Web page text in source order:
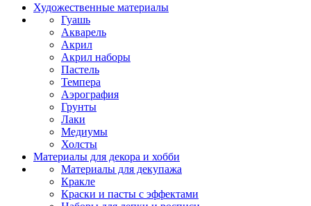
Художественные материалы
Гуашь
Акварель
Акрил
Акрил наборы
Пастель
Темпера
Аэрография
Грунты
Лаки
Медиумы
Холсты
Материалы для декора и хобби
Материалы для декупажа
Кракле
Краски и пасты с эффектами